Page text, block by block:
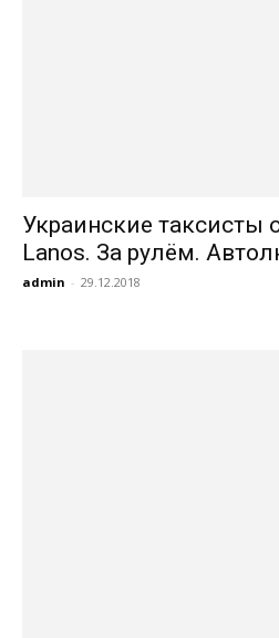
Украинские таксисты
Lanos. За рулём.
admin - 29.12.2018